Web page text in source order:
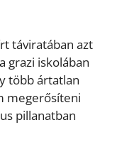
táviratában azt
grazi iskolában
több ártatlan
megerősíteni
pillanatban